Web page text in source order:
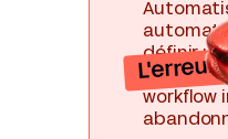
définir un
métier.
workflow